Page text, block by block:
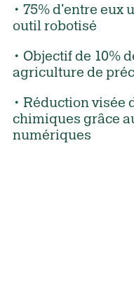
• 75% d'entre eux
outil robotisé
• Objectif de 10%
agriculture de
• Réduction visée
chimiques grâce
numériques